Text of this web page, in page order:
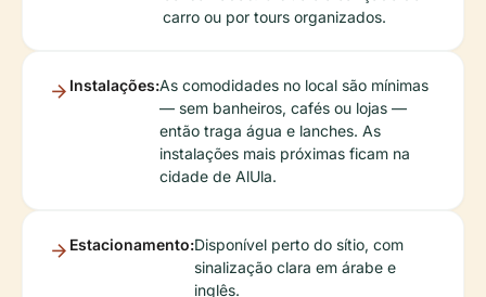
carro ou por tours organizados.
Instalações:As comodidades no local são mínimas
— sem banheiros, cafés ou lojas —
então traga água e lanches. As
instalações mais próximas ficam na
cidade de AlUla.
Estacionamento:Disponível perto do sítio, com
sinalização clara em árabe e
inglês.